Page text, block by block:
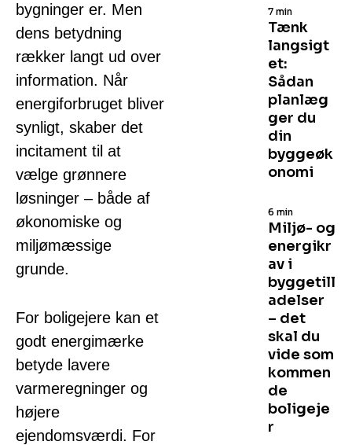
bygninger er. Men
dens betydning
rækker langt ud over
information. Når
energiforbruget bliver
synligt, skaber det
incitament til at
vælge grønnere
løsninger – både af
økonomiske og
miljømæssige
grunde.
For boligejere kan et
godt energimærke
betyde lavere
varmeregninger og
højere
ejendomsværdi. For
Tænk
langsigt
et:
Sådan
planlæg
ger du
din
byggeøk
onomi
7 min
Miljø- og
energikr
av i
byggetill
adelser
– det
skal du
vide som
kommen
de
boligeje
r
6 min